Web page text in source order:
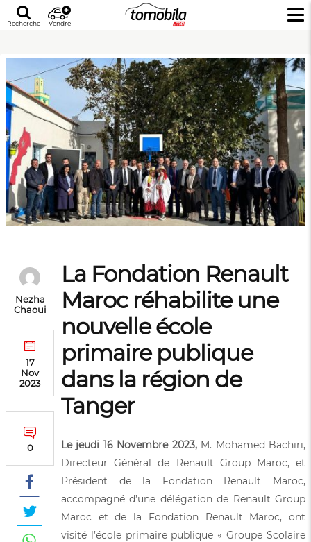
Recherche Vendre
Nezha
Chaoui
17
Nov
2023
0
La Fondation Renault
Maroc réhabilite une
nouvelle école
primaire publique
dans la région de
Tanger
Le jeudi 16 Novembre 2023, M. Mohamed Bachiri,
Directeur Général de Renault Group Maroc, et
Président de la Fondation Renault Maroc,
accompagné d’une délégation de Renault Group
Maroc et de la Fondation Renault Maroc, ont
visité l’école primaire publique « Groupe Scolaire